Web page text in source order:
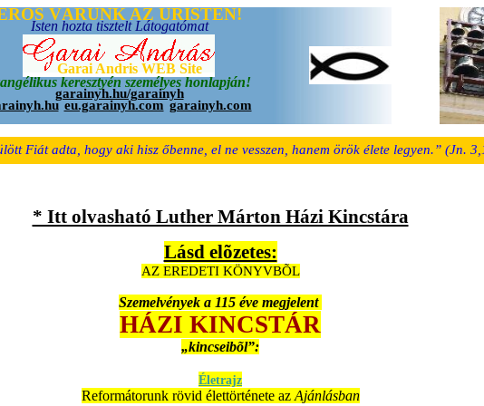
Fiát adta, hogy aki hisz őbenne, el ne vesszen, hanem örök élete legyen.” (Jn.